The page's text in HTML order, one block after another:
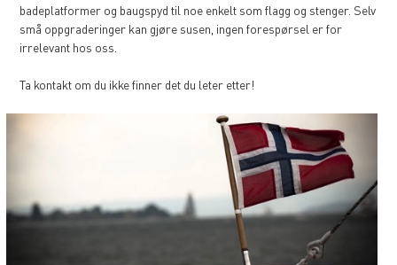
badeplatformer og baugspyd til noe enkelt som flagg og stenger. Selv
små oppgraderinger kan gjøre susen, ingen forespørsel er for
irrelevant hos oss.
Ta kontakt om du ikke finner det du leter etter!